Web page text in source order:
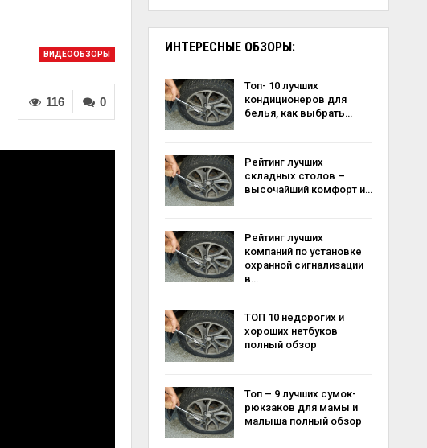
ВИДЕООБЗОРЫ
0
116
ИНТЕРЕСНЫЕ ОБЗОРЫ:
Топ- 10 лучших
кондиционеров для
белья, как выбрать…
Рейтинг лучших
складных столов –
высочайший комфорт и…
Рейтинг лучших
компаний по установке
охранной сигнализации
в…
ТОП 10 недорогих и
хороших нетбуков
полный обзор
Топ – 9 лучших сумок-
рюкзаков для мамы и
малыша полный обзор